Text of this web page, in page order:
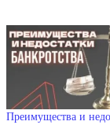
Преимущества и